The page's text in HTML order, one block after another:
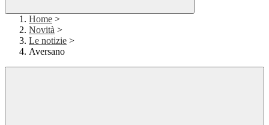
Home >
Novità >
Le notizie >
Aversano